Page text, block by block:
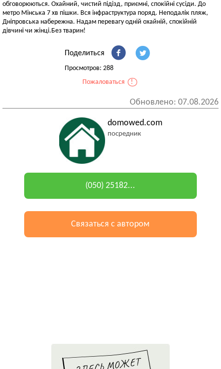
обговорюються. Охайний, чистий підізд, приємні, спокійні сусіди. До
метро Мінська 7 хв пішки. Вся інфраструктура поряд. Неподалік пляж,
Дніпровська набережна. Надам перевагу одній охайній, спокійній
дівчині чи жінці.Без тварин!
Поделиться
Просмотров: 288
Пожаловаться
!
Обновлено: 07.08.2026
domowed.com
посредник
(050) 25182...
Связаться с автором